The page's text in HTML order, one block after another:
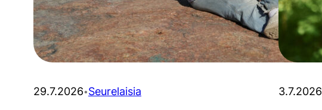
29.7.2026•Seurelaisia 3.7.2026